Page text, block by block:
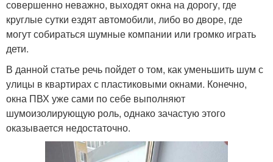
совершенно неважно, выходят окна на дорогу, где
круглые сутки ездят автомобили, либо во дворе, где
могут собираться шумные компании или громко играть
дети.
В данной статье речь пойдет о том, как уменьшить шум с
улицы в квартирах с пластиковыми окнами. Конечно,
окна ПВХ уже сами по себе выполняют
шумоизолирующую роль, однако зачастую этого
оказывается недостаточно.